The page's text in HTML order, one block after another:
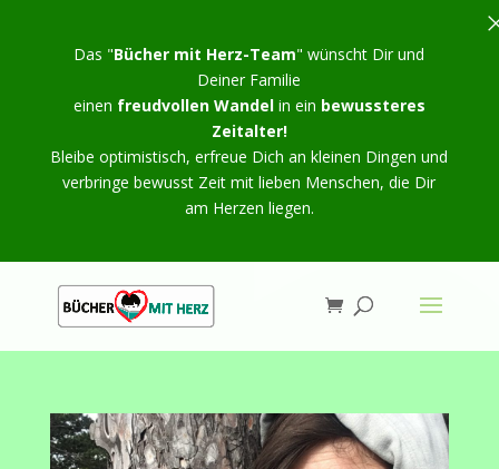
Das "Bücher mit Herz-Team" wünscht Dir und
Deiner Familie
einen freudvollen Wandelin ein bewussteres
Zeitalter!
Bleibe optimistisch, erfreue Dich an kleinen Dingen und
verbringe bewusst Zeit mit lieben Menschen, die Dir
am Herzen liegen.